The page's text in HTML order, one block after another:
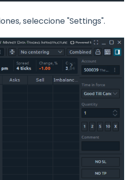
seleccione "Settings".